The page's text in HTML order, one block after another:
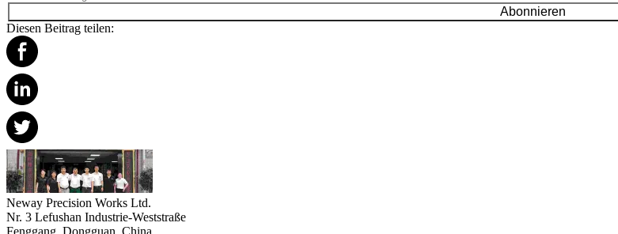
Abonnieren
Diesen Beitrag teilen:
Neway Precision Works Ltd.
Nr. 3 Lefushan Industrie-Weststraße